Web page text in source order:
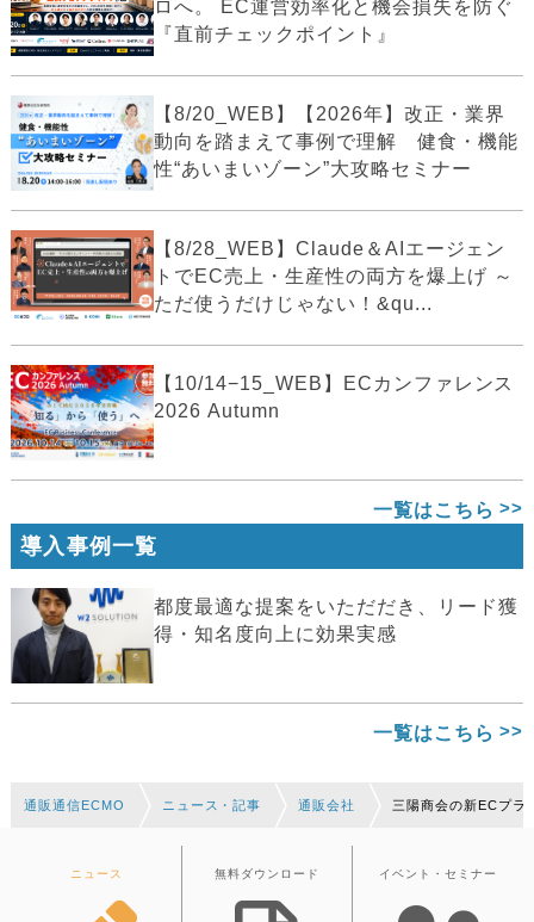
ロへ。 EC運営効率化と機会損失を防ぐ
『直前チェックポイント』
【8/20_WEB】【2026年】改正・業界
動向を踏まえて事例で理解 健食・機能
性“あいまいゾーン”大攻略セミナー
【8/28_WEB】Claude＆AIエージェン
トでEC売上・生産性の両方を爆上げ ～
ただ使うだけじゃない！&qu...
【10/14−15_WEB】ECカンファレンス
2026 Autumn
一覧はこちら
導入事例一覧
都度最適な提案をいただだき、リード獲
得・知名度向上に効果実感
一覧はこちら
通販通信ECMO ニュース・記事 通販会社 三陽商会の新ECプ
ニュース 無料ダウンロード イベント・セミナー